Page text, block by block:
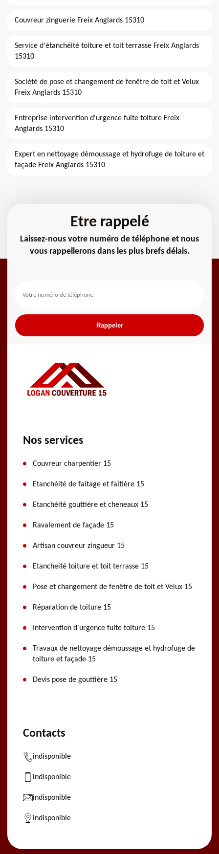
Couvreur zinguerie Freix Anglards 15310
Service d'étanchéité toiture et toit terrasse Freix Anglards
15310
Société de pose et changement de fenêtre de toit et Velux
Freix Anglards 15310
Entreprise intervention d'urgence fuite toiture Freix
Anglards 15310
Expert en nettoyage démoussage et hydrofuge de toiture et
façade Freix Anglards 15310
Etre rappelé
Laissez-nous votre numéro de téléphone et nous
vous rappellerons dans les plus brefs délais.
Nos services
Couvreur charpentier 15
Etanchéité de faitage et faitière 15
Etanchéité gouttière et cheneaux 15
Ravalement de façade 15
Artisan couvreur zingueur 15
Etancheité toiture et toit terrasse 15
Pose et changement de fenêtre de toit et Velux 15
Réparation de toiture 15
Intervention d'urgence fuite toiture 15
Travaux de nettoyage démoussage et hydrofuge de
toiture et façade 15
Devis pose de gouttière 15
Contacts
indisponible
indisponible
indisponible
indisponible